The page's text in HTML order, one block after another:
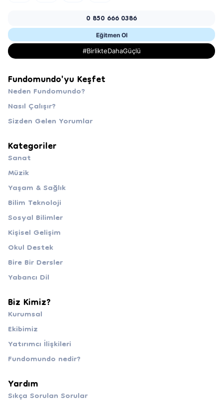
0 850 666 0386
Eğitmen Ol
#BirlikteDahaGüçlü
Fundomundo'yu Keşfet
Neden Fundomundo?
Nasıl Çalışır?
Sizden Gelen Yorumlar
Kategoriler
Sanat
Müzik
Yaşam & Sağlık
Bilim Teknoloji
Sosyal Bilimler
Kişisel Gelişim
Okul Destek
Bire Bir Dersler
Yabancı Dil
Biz Kimiz?
Kurumsal
Ekibimiz
Yatırımcı İlişkileri
Fundomundo nedir?
Yardım
Sıkça Sorulan Sorular